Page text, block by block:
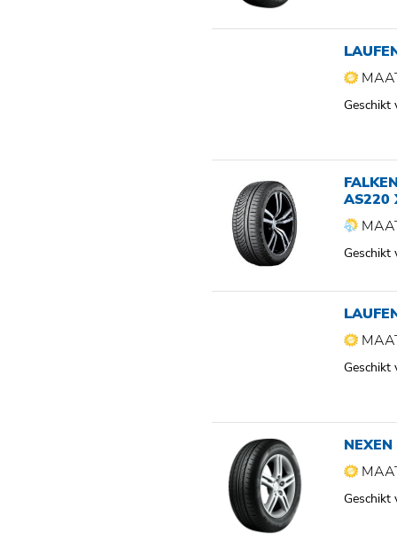
Geschikt
AS220
Geschikt
Geschikt
Geschikt